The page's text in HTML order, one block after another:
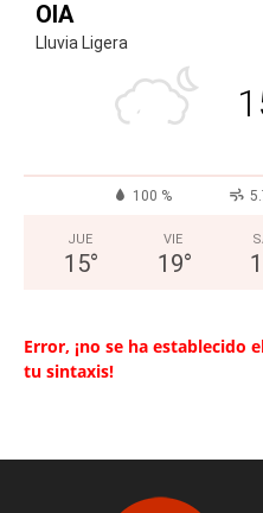
OIA
Lluvia Ligera
100 %
JUE
15°
VIE
19°
Error, ¡no se ha establecido
tu sintaxis!